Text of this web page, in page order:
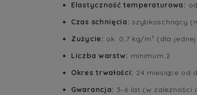
Elastyczność temperaturowa:
Czas schnięcia: szybkoschnący
Zużycie: ok. 0,7 kg/m² (dla
Liczba warstw: minimum 2
Okres trwałości: 24 miesiące od
Gwarancja: 3–6 lat (w zależności